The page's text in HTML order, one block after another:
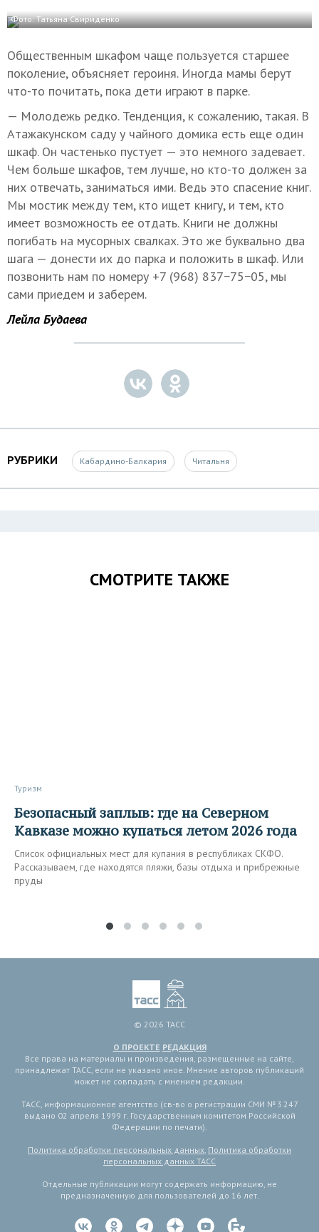
Фото: Татьяна Свириденко
Общественным шкафом чаще пользуется старшее
поколение, объясняет героиня. Иногда мамы берут
что-то почитать, пока дети играют в парке.
— Молодежь редко. Тенденция, к сожалению, такая. В
Атажакунском саду у чайного домика есть еще один
шкаф. Он частенько пустует — это немного задевает.
Чем больше шкафов, тем лучше, но кто-то должен за
них отвечать, заниматься ими. Ведь это спасение книг.
Мы мостик между тем, кто ищет книгу, и тем, кто
имеет возможность ее отдать. Книги не должны
погибать на мусорных свалках. Это же буквально два
шага — донести их до парка и положить в шкаф. Или
позвонить нам по номеру +7 (968) 837−75−05, мы
сами приедем и заберем.
Лейла Будаева
РУБРИКИ Кабардино-Балкария Читальня
СМОТРИТЕ ТАКЖЕ
Туризм
Безопасный заплыв: где на Северном
Кавказе можно купаться летом 2026 года
Список официальных мест для купания в республиках СКФО.
Рассказываем, где находятся пляжи, базы отдыха и прибрежные
пруды
© 2026 ТАСС
О ПРОЕКТЕ РЕДАКЦИЯ
Все права на материалы и произведения, размещенные на сайте,
принадлежат ТАСС, если не указано иное. Мнение авторов публикаций
может не совпадать с мнением редакции.
ТАСС, информационное агентство (св-во о регистрации СМИ № 3 247
выдано 02 апреля 1999 г. Государственным комитетом Российской
Федерации по печати).
Политика обработки персональных данных, Политика обработки
персональных данных ТАСС
Отдельные публикации могут содержать информацию, не
предназначенную для пользователей до 16 лет.